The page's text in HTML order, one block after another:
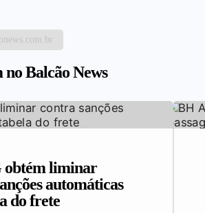
Balcão News
liminar
automáticas
do frete